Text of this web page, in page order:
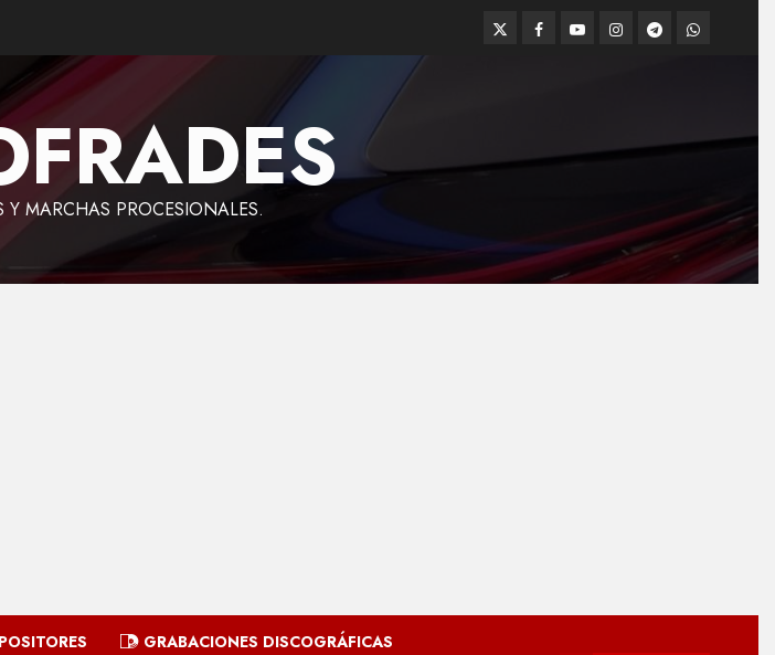
TwitterFacebook
YoutubeInstagram
TelegramWhatsApp
MARCHAS PROCESIONALES.
GRABACIONES DISCOGRÁFICAS